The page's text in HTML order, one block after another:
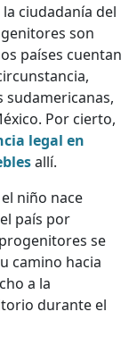
ciudadanía del
son
países cuentan
sudamericanas,
Por cierto,
legal en
allí.
niño nace
país por
se
camino hacia
a la
durante el